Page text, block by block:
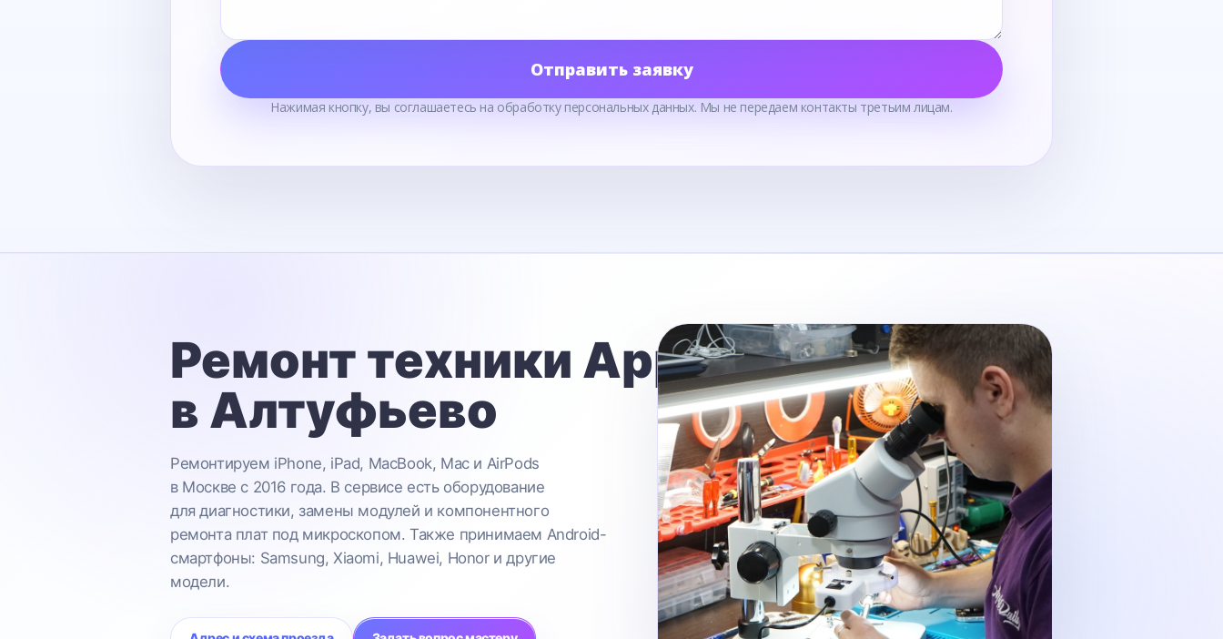
Отправить заявку
Нажимая кнопку, вы соглашаетесь на обработку персональных данных. Мы не передаем контакты третьим лицам.
Ремонт техники Apple
в Алтуфьево
Ремонтируем iPhone, iPad, MacBook, Mac и AirPods
в Москве с 2016 года. В сервисе есть оборудование
для диагностики, замены модулей и компонентного
ремонта плат под микроскопом. Также принимаем Android-
смартфоны: Samsung, Xiaomi, Huawei, Honor и другие
модели.